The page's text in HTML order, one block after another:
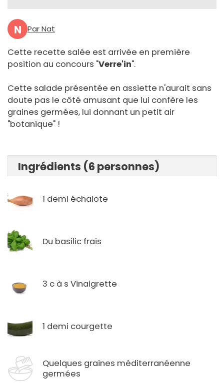
N Par Nat
Cette recette salée est arrivée en première
position au concours "Verre'in".
Cette salade présentée en assiette n'aurait sans
doute pas le côté amusant que lui confère les
graines germées, lui donnant un petit air
"botanique" !
Ingrédients (6 personnes)
1 demi échalote
Du basilic frais
3 c à s Vinaigrette
1 demi courgette
Quelques graines méditerranéenne
germées